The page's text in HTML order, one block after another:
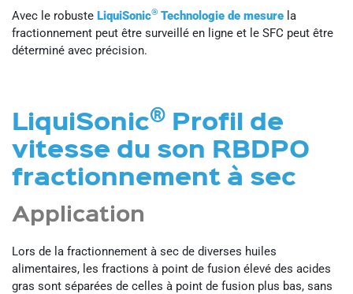
Avec le robuste LiquiSonic® Technologie de mesure la
fractionnement peut être surveillé en ligne et le SFC peut être
déterminé avec précision.
LiquiSonic® Profil de
vitesse du son RBDPO
fractionnement à sec
Application
Lors de la fractionnement à sec de diverses huiles
alimentaires, les fractions à point de fusion élevé des acides
gras sont séparées de celles à point de fusion plus bas, sans